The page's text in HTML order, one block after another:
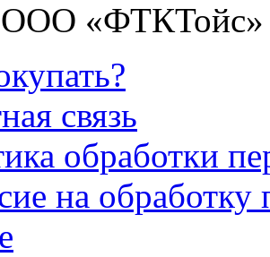
«ФТКТойс»
связь
обработки
на